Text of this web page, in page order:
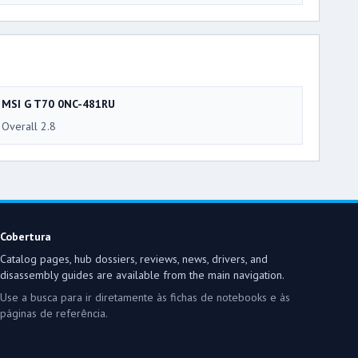
MSI G T70 0NC-481RU
Overall 2.8
Cobertura
Catalog pages, hub dossiers, reviews, news, drivers, and
disassembly guides are available from the main navigation.
Use a busca para ir diretamente às fichas de notebooks e às
páginas de referência.